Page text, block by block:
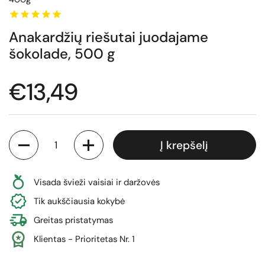
Anakardžių riešutai juodajame
šokolade, 500 g
Normali kaina
€13,49
Kiekis
Į krepšelį
Visada švieži vaisiai ir daržovės
Tik aukščiausia kokybė
Greitas pristatymas
Klientas - Prioritetas Nr. 1